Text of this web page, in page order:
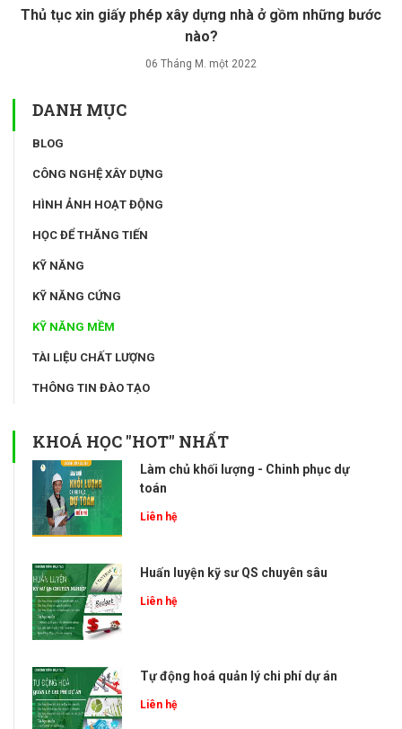
Thủ tục xin giấy phép xây dựng nhà ở gồm những bước
nào?
06 Tháng M. một 2022
DANH MỤC
BLOG
CÔNG NGHỆ XÂY DỰNG
HÌNH ẢNH HOẠT ĐỘNG
HỌC ĐỂ THĂNG TIẾN
KỸ NĂNG
KỸ NĂNG CỨNG
KỸ NĂNG MỀM
TÀI LIỆU CHẤT LƯỢNG
THÔNG TIN ĐÀO TẠO
KHOÁ HỌC "HOT" NHẤT
Làm chủ khối lượng - Chinh phục dự
toán
Liên hệ
Huấn luyện kỹ sư QS chuyên sâu
Liên hệ
Tự động hoá quản lý chi phí dự án
Liên hệ